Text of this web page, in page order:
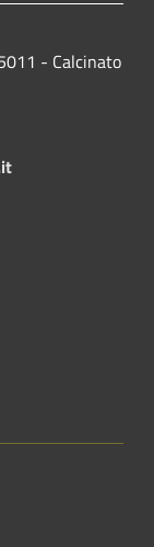
- Calcinato